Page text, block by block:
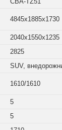
4845x1885x1730
2040x1550x1235
2825
SUV,
1610/1610
5
5